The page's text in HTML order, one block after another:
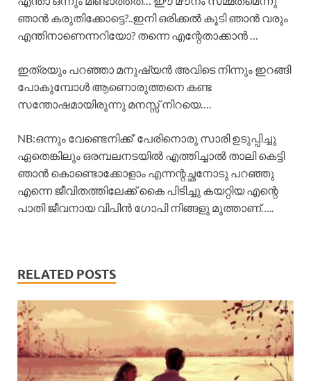
ഞാൻ കരുതിക്കോട്ടെ?..ഇനി ഒരിക്കൽ കൂടി ഞാൻ വരും
എന്തിനാണെന്നറിയോ? തന്നെ എന്റേതാക്കാൻ …
ഇത്രയും പറഞ്ഞാ മനുഷ്യൻ അവിടെ നിന്നും ഇറങ്ങി
പോകുമ്പോൾ ആണൊരുത്തനെ കണ്ട
സന്തോഷമായിരുന്നു മനസ്സ് നിറയെ….
NB:ഒന്നും വേണ്ടെനിക്ക്’ പേരിനൊരു സാരി ഉടുപ്പിച്ചു
ഏതെങ്കിലും ഒരമ്പലനടയിൽ എത്തിച്ചാൽ താലി കെട്ടി
ഞാൻ കൊണ്ടൊക്കോളാം എന്നന്റച്ഛനോടു പറഞ്ഞു
എന്നെ ജീവിതത്തിലേക്ക് കൈ പിടിച്ചു കയറ്റിയ എന്റെ
പാതി ജീവനായ വിപിൻ ഗോപി നിങ്ങളു മുത്താണ്…..
RELATED POSTS